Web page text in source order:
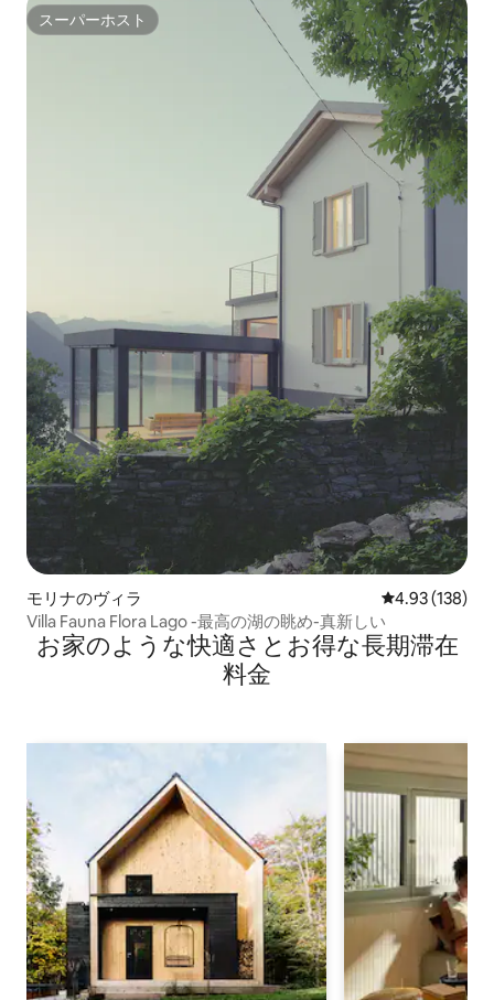
スーパーホスト
スーパーホスト
モリナのヴィラ レビュー138
4.93 (138)
Villa Fauna Flora Lago -最高の湖の眺め-真新しい
お家のような快⁠適⁠さ⁠とお⁠得⁠な長⁠期⁠滞⁠在
料⁠金